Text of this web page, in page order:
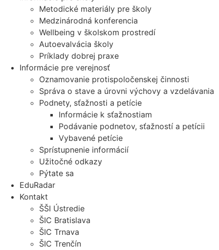
Metodické materiály pre školy
Medzinárodná konferencia
Wellbeing v školskom prostredí
Autoevalvácia školy
Príklady dobrej praxe
Informácie pre verejnosť
Oznamovanie protispoločenskej činnosti
Správa o stave a úrovni výchovy a vzdelávania
Podnety, sťažnosti a petície
Informácie k sťažnostiam
Podávanie podnetov, sťažností a petícii
Vybavené petície
Sprístupnenie informácií
Užitočné odkazy
Pýtate sa
EduRadar
Kontakt
ŠŠI Ústredie
ŠIC Bratislava
ŠIC Trnava
ŠIC Trenčín